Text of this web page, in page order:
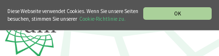
OK
Diese Webseite verwendet Cookies. Wenn Sie unsere Seiten
besuchen, stimmen Sie unserer Cookie-Richtlinie zu.